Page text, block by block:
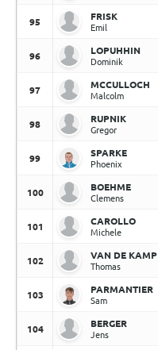
95
FRISK
Emil
96
LOPUHHIN
Dominik
97
MCCULLOCH
Malcolm
98
RUPNIK
Gregor
99
SPARKE
Phoenix
100
BOEHME
Clemens
101
CAROLLO
Michele
102
VAN DE KAMP
Thomas
103
PARMANTIER
Sam
104
BERGER
Jens